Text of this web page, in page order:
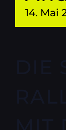
14. Mai